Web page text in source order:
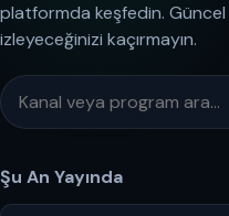
platformda keşfedin. Güncel
izleyeceğinizi kaçırmayın.
Şu An Yayında